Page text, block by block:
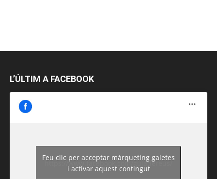
L’ÚLTIM A FACEBOOK
https://www.facebook.com/guiadereus/
Feu clic per acceptar màrqueting galetes
i activar aquest contingut